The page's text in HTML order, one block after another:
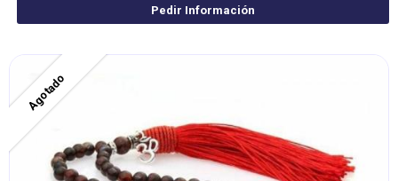
Pedir Información
Agotado